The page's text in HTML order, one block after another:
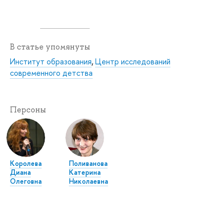
В статье упомянуты
Институт образования,Центр исследований
современного детства
Персоны
Королева
Диана
Олеговна
Поливанова
Катерина
Николаевна